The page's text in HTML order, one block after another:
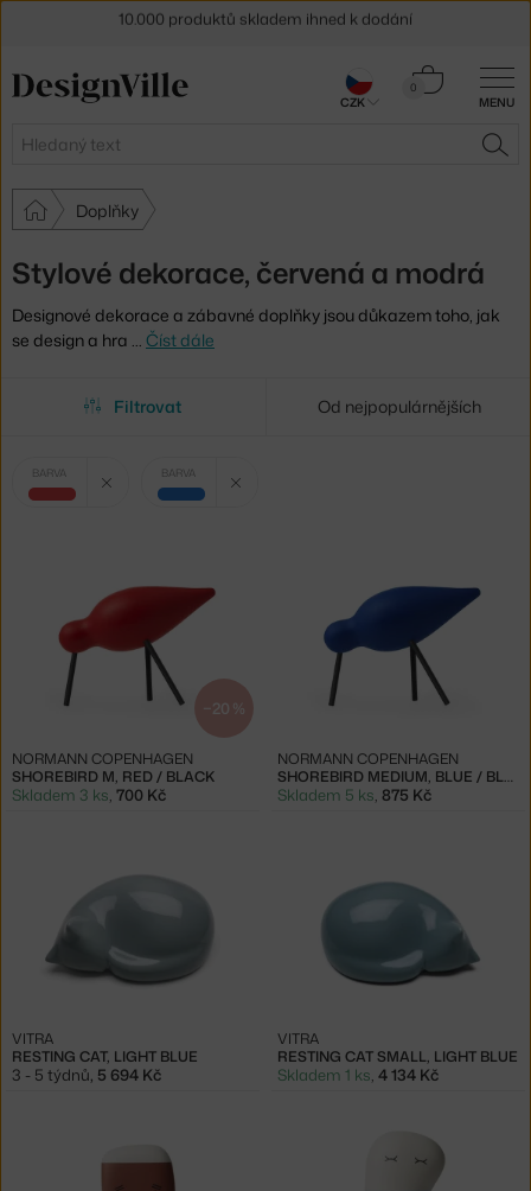
MENU
Hledat
0
Košík
Doplňky
Stylové dekorace, červená a modrá
Designové dekorace a zábavné doplňky jsou důkazem toho, jak
se design a hra … Číst dále
Filtrovat Od nejpopulárnějších
Vybrané
filtry:
BARVA
červená
BARVA
modrá
−20 %
SHOREBIRD M, RED / BLACK
NORMANN COPENHAGEN
Skladem 3 ks 700 Kč
SHOREBIRD MEDIUM, BLUE / BLACK
NORMANN COPENHAGEN
Skladem 5 ks 875 Kč
RESTING CAT, LIGHT BLUE
VITRA
3 - 5 týdnů, 5 694 Kč
RESTING CAT SMALL, LIGHT BLUE
VITRA
Skladem 1 ks, 4 134 Kč
30 dní na vrácení zbožíCZK